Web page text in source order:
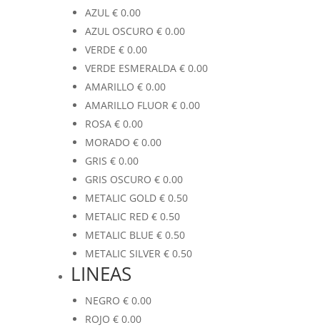
AZUL €0.00
AZUL OSCURO €0.00
VERDE €0.00
VERDE ESMERALDA €0.00
AMARILLO €0.00
AMARILLO FLUOR €0.00
ROSA €0.00
MORADO €0.00
GRIS €0.00
GRIS OSCURO €0.00
METALIC GOLD €0.50
METALIC RED €0.50
METALIC BLUE €0.50
METALIC SILVER €0.50
LINEAS
NEGRO €0.00
ROJO €0.00